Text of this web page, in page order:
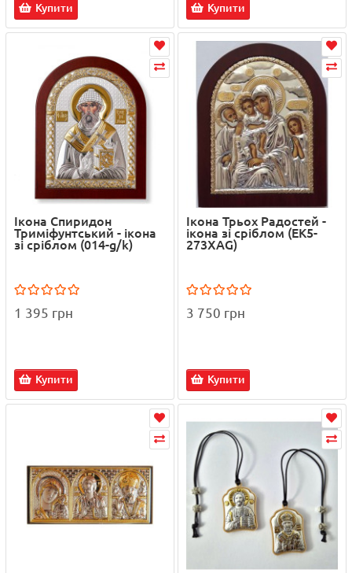
Купити Купити
Ікона Спиридон
Триміфунтський - ікона
зі сріблом (014-g/k)
1 395 грн
Купити
Ікона Трьох Радостей -
ікона зі сріблом (EK5-
273XAG)
3 750 грн
Купити